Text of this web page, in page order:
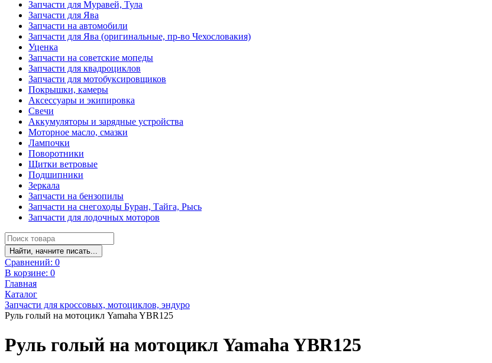
Запчасти для Муравей, Тула
Запчасти для Ява
Запчасти на автомобили
Запчасти для Ява (оригинальные, пр-во Чехословакия)
Уценка
Запчасти на советские мопеды
Запчасти для квадроциклов
Запчасти для мотобуксировщиков
Покрышки, камеры
Аксессуары и экипировка
Свечи
Аккумуляторы и зарядные устройства
Моторное масло, смазки
Лампочки
Поворотники
Щитки ветровые
Подшипники
Зеркала
Запчасти на бензопилы
Запчасти на снегоходы Буран, Тайга, Рысь
Запчасти для лодочных моторов
Найти, начните писать...
Сравнений: 0
В корзине: 0
Главная
Каталог
Запчасти для кроссовых, мотоциклов, эндуро
Руль голый на мотоцикл Yamaha YBR125
Руль голый на мотоцикл Yamaha YBR125